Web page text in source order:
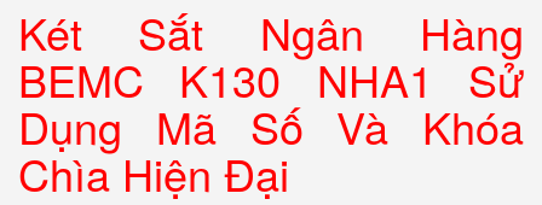
Két Sắt Ngân Hàng
BEMC K130 NHA1 Sử
Dụng Mã Số Và Khóa
Chìa Hiện Đại